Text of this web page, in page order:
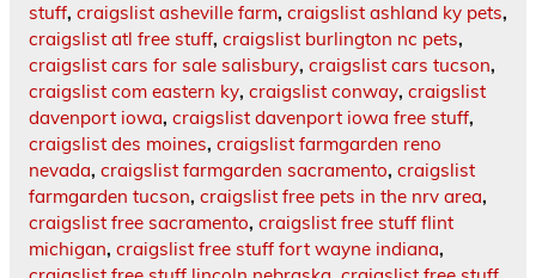
stuff, craigslist asheville farm, craigslist ashland ky pets,
craigslist atl free stuff, craigslist burlington nc pets,
craigslist cars for sale salisbury, craigslist cars tucson,
craigslist com eastern ky, craigslist conway, craigslist
davenport iowa, craigslist davenport iowa free stuff,
craigslist des moines, craigslist farmgarden reno
nevada, craigslist farmgarden sacramento, craigslist
farmgarden tucson, craigslist free pets in the nrv area,
craigslist free sacramento, craigslist free stuff flint
michigan, craigslist free stuff fort wayne indiana,